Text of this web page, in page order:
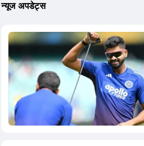
न्यूज अपडेट्स